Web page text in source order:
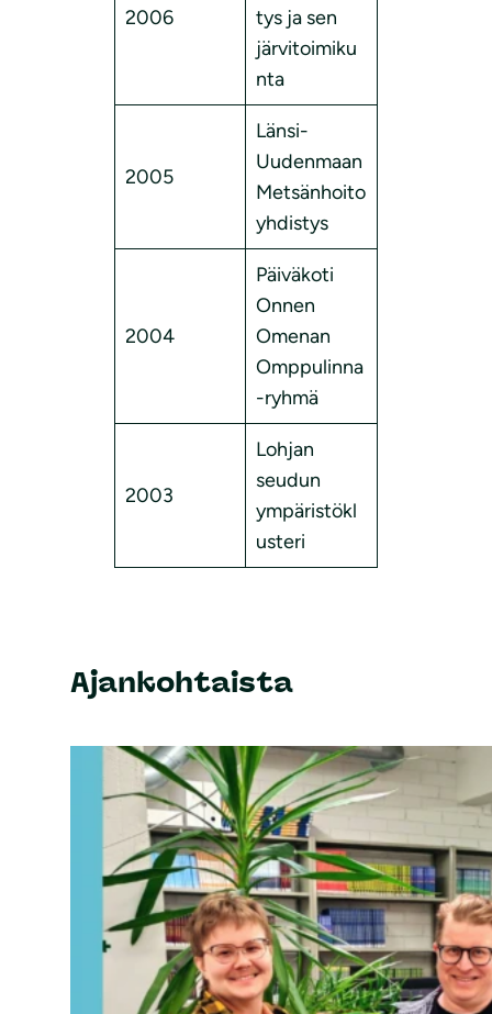
2006
tys ja sen
järvitoimiku
nta
2005
Länsi-
Uudenmaan
Metsänhoito
yhdistys
2004
Päiväkoti
Onnen
Omenan
Omppulinna
-ryhmä
2003
Lohjan
seudun
ympäristökl
usteri
Ajankohtaista